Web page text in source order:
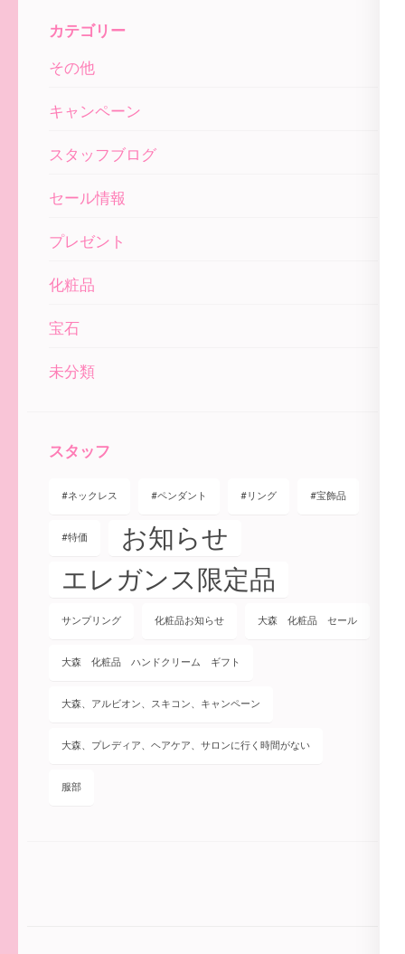
カテゴリー
その他
キャンペーン
スタッフブログ
セール情報
プレゼント
化粧品
宝石
未分類
スタッフ
#ネックレス #ペンダント #リング #宝飾品
#特価
お知らせ
エレガンス限定品
サンプリング 化粧品お知らせ 大森 化粧品 セール
大森 化粧品 ハンドクリーム ギフト
大森、アルビオン、スキコン、キャンペーン
大森、プレディア、ヘアケア、サロンに行く時間がない
服部